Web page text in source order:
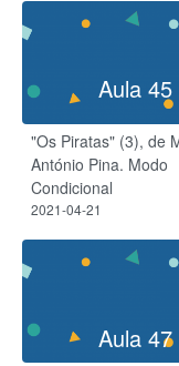
Aula 45
"Os Piratas" (3), de
António Pina. Modo
Condicional
2021-04-21
Aula 47